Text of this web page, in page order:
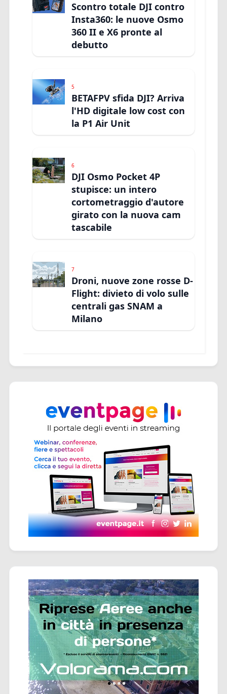
Scontro totale DJI contro
Insta360: le nuove Osmo
360 II e X6 pronte al
debutto
5
BETAFPV sfida DJI? Arriva
l'HD digitale low cost con
la P1 Air Unit
6
DJI Osmo Pocket 4P
stupisce: un intero
cortometraggio d'autore
girato con la nuova cam
tascabile
7
Droni, nuove zone rosse D-
Flight: divieto di volo sulle
centrali gas SNAM a
Milano